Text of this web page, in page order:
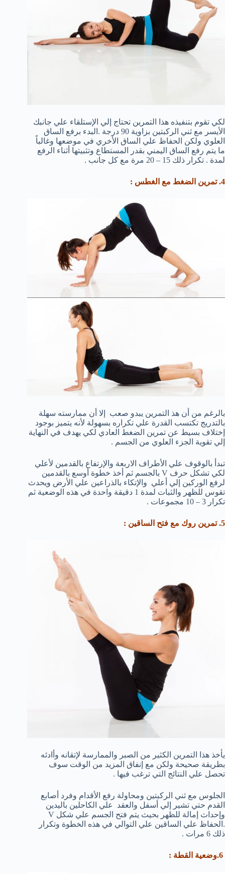
لكي تقوم بتنفيذه هذا التمرين تحتاج إلي الإستلقاء علي جانبك
الأيسر مع ثني الركبتين بزاوية 90 درجة .البدء برفع الساق
العلوي ولكن الحفاظ علي الساق الأخري في موضعها وغالباً
ما يتم رفع الساق اليمني بقدر المستطاع وتثبيتها أثناء الرفع
لمدة . تكرار ذلك 15 – 20 مرة مع كل جانب .
4. تمرين الضغط مع الغطس :
بالرغم من أن هذ التمرين يبدو صعب إلا أن ممارسته سهلة
بالتدريج تكتسب القدرة علي تكراره بسهولة لأنه يتميز بوجود
إختلاف بسيط عن تمرين الضغط العادي لكي يهدف في النهاية
إلي تقوية الجزء العلوي من الجسم .
تبدأ بالوقوف علي الأطراف الاربعة والإرتفاع بالقدمين لأعلي
لكي تشكل حرف V بالجسم ثم أخذ خطوة أوسع بالقدمين
لرفع الوركين إلي أعلي والإتكاء بالذراعين علي الأرض ويحدث
تقوس للظهر والثبات لمدة 1 دقيقة واحدة في هذه الوضعية ثم
تكرار 3 – 10 مجموعات .
5. تمرين روك مع فتح الساقين :
يأخذ هذا التمرين الكثير من الصبر والممارسة لإتقانه وأادئه
بطريقة صحيحة ولكن مع إنفاق المزيد من الوقت سوف
تحصل علي النتائج التي ترغب فيها .
الجلوس مع ثني الركبتين ومحاولة رفع الأقدام وفرد أصابع
القدم حتي تشير إلي أسفل والعقد علي الكاحلين باليدين
.الحفاظ علي الساقين علي التوالي في هذه الخطوة وتكرار
ذلك 6 مرات .